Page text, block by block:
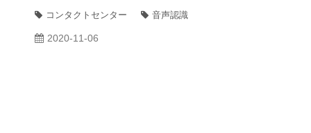
コンタクトセンター 音声認識
2020-11-06